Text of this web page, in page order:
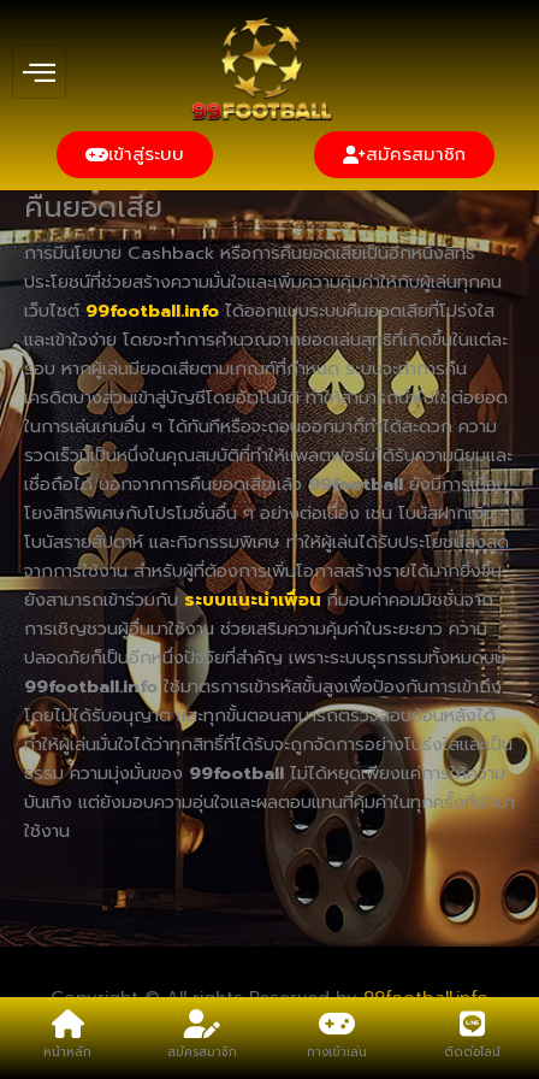
content
เข้าสู่ระบบ สมัครสมาชิก
คืนยอดเสีย
การมีนโยบาย Cashback หรือการคืนยอดเสียเป็นอีกหนึ่งสิทธิ
ประโยชน์ที่ช่วยสร้างความมั่นใจและเพิ่มความคุ้มค่าให้กับผู้เล่นทุกคน
เว็บไซต์99football.infoได้ออกแบบระบบคืนยอดเสียที่โปร่งใส
และเข้าใจง่าย โดยจะทำการคำนวณจากยอดเล่นสุทธิที่เกิดขึ้นในแต่ละ
รอบ หากผู้เล่นมียอดเสียตามเกณฑ์ที่กำหนด ระบบจะทำการคืน
เครดิตบางส่วนเข้าสู่บัญชีโดยอัตโนมัติ ทำให้สามารถนำไปใช้ต่อยอด
ในการเล่นเกมอื่น ๆ ได้ทันทีหรือจะถอนออกมาก็ทำได้สะดวก ความ
รวดเร็วนี้เป็นหนึ่งในคุณสมบัติที่ทำให้แพลตฟอร์มได้รับความนิยมและ
เชื่อถือได้ นอกจากการคืนยอดเสียแล้ว99footballยังมีการเชื่อม
โยงสิทธิพิเศษกับโปรโมชั่นอื่น ๆ อย่างต่อเนื่อง เช่น โบนัสฝากเงิน
โบนัสรายสัปดาห์ และกิจกรรมพิเศษ ทำให้ผู้เล่นได้รับประโยชน์สูงสุด
จากการใช้งาน สำหรับผู้ที่ต้องการเพิ่มโอกาสสร้างรายได้มากยิ่งขึ้น
ยังสามารถเข้าร่วมกับระบบแนะนำเพื่อนที่มอบค่าคอมมิชชั่นจาก
การเชิญชวนผู้อื่นมาใช้งาน ช่วยเสริมความคุ้มค่าในระยะยาว ความ
ปลอดภัยก็เป็นอีกหนึ่งปัจจัยที่สำคัญ เพราะระบบธุรกรรมทั้งหมดบน
99football.infoใช้มาตรการเข้ารหัสขั้นสูงเพื่อป้องกันการเข้าถึง
โดยไม่ได้รับอนุญาต และทุกขั้นตอนสามารถตรวจสอบย้อนหลังได้
ทำให้ผู้เล่นมั่นใจได้ว่าทุกสิทธิ์ที่ได้รับจะถูกจัดการอย่างโปร่งใสและเป็น
ธรรม ความมุ่งมั่นของ 99football ไม่ได้หยุดเพียงแค่การให้ความ
บันเทิง แต่ยังมอบความอุ่นใจและผลตอบแทนที่คุ้มค่าในทุกครั้งที่เข้ามา
ใช้งาน
Copyright © All rights Reserved by99football.info
หน้าหลัก สมัครสมาชิก ทางเข้าเล่น ติดต่อไลน์